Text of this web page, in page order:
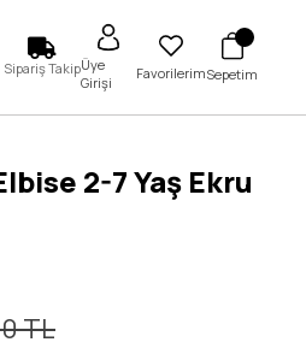
Sipariş TakipÜye
Girişi
FavorilerimSepetim
2-7 Yaş Ekru
TL